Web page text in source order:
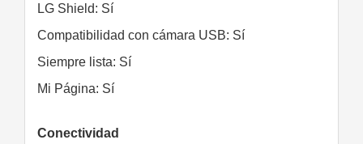
LG Shield: Sí
Compatibilidad con cámara USB: Sí
Siempre lista: Sí
Mi Página: Sí
Conectividad